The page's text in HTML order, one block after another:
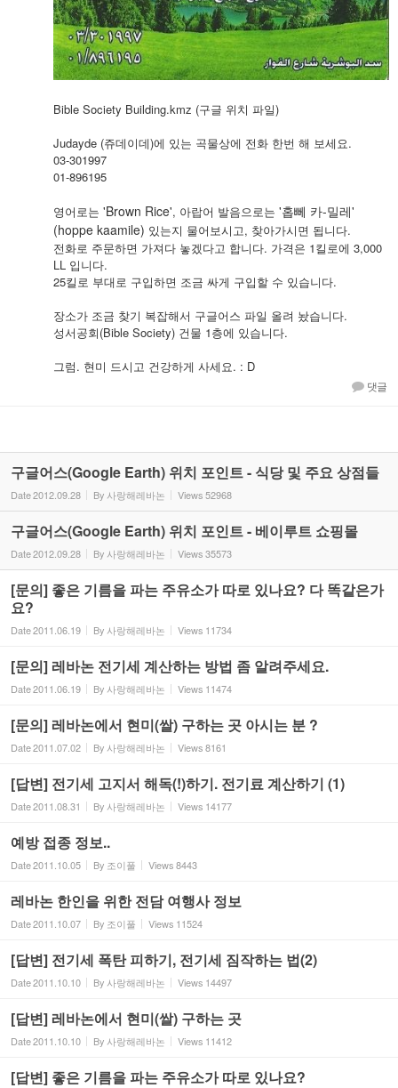
Bible Society Building.kmz (구글 위치 파일)
Judayde (쥬데이데)에 있는 곡물상에 전화 한번 해 보세요.
03-301997
01-896195
영어로는 'Brown Rice', 아랍어 발음으로는 '홉뻬 카-밀레'
(hoppe kaamile) 있는지 물어보시고, 찾아가시면 됩니다.
전화로 주문하면 가져다 놓겠다고 합니다. 가격은 1킬로에 3,000
LL 입니다.
25킬로 부대로 구입하면 조금 싸게 구입할 수 있습니다.
장소가 조금 찾기 복잡해서 구글어스 파일 올려 놨습니다.
성서공회(Bible Society) 건물 1층에 있습니다.
그럼. 현미 드시고 건강하게 사세요. : D
댓글
구글어스(Google Earth) 위치 포인트 - 식당 및 주요 상점들
Date2012.09.28 By 사랑해레바논 Views52968
구글어스(Google Earth) 위치 포인트 - 베이루트 쇼핑몰
Date2012.09.28 By 사랑해레바논 Views35573
[문의] 좋은 기름을 파는 주유소가 따로 있나요? 다 똑같은가
요?
Date2011.06.19 By 사랑해레바논 Views 11734
[문의] 레바논 전기세 계산하는 방법 좀 알려주세요.
Date2011.06.19 By 사랑해레바논 Views 11474
[문의] 레바논에서 현미(쌀) 구하는 곳 아시는 분 ?
Date2011.07.02 By 사랑해레바논 Views8161
[답변] 전기세 고지서 해독(!)하기. 전기료 계산하기 (1)
Date2011.08.31 By 사랑해레바논 Views 14177
예방 접종 정보..
Date2011.10.05 By 조이풀 Views8443
레바논 한인을 위한 전담 여행사 정보
Date2011.10.07 By 조이풀 Views 11524
[답변] 전기세 폭탄 피하기, 전기세 짐작하는 법(2)
Date2011.10.10 By 사랑해레바논 Views 14497
[답변] 레바논에서 현미(쌀) 구하는 곳
Date2011.10.10 By 사랑해레바논 Views 11412
[답변] 좋은 기름을 파는 주유소가 따로 있나요?